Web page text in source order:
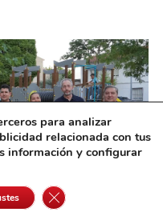
para analizar
relacionada con tus
información y configurar
Cerrar el banner de